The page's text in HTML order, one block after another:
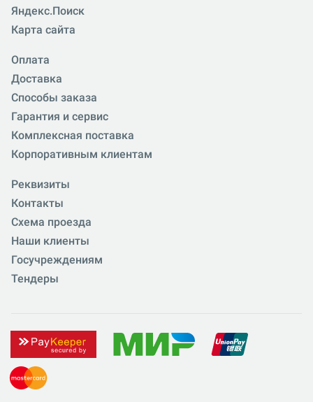
Яндекс.Поиск
Карта сайта
Оплата
Доставка
Способы заказа
Гарантия и сервис
Комплексная поставка
Корпоративным клиентам
Реквизиты
Контакты
Схема проезда
Наши клиенты
Госучреждениям
Тендеры